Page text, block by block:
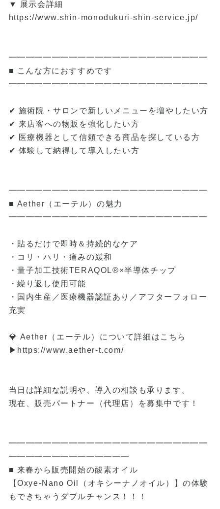
▼ 展示会詳細
https://www.shin-monodukuri-shin-service.jp/
━━━━━━━━━━━━━━━━━━━━━━━
■ こんな方におすすめです
━━━━━━━━━━━━━━━━━━━━━━━
✔ 施術院・サロンで新しいメニューを増やしたい方
✔ 来店客への物販を強化したい方
✔ 医療機器として信頼できる商品を探している方
✔ 体験して納得して導入したい方
━━━━━━━━━━━━━━━━━━━━━━━
■ Aether（エーテル）の魅力
━━━━━━━━━━━━━━━━━━━━━━━
・貼るだけで即時＆持続的なケア
・コリ・ハリ・痛みの緩和
・量子加工技術TERAQOL®×半導体チップ
・繰り返し使用可能
・国内生産／医療機器認証あり／アフターフォロー
充実
💎 Aether（エーテル）について詳細はこちら
▶ https://www.aether-t.com/
当日は詳細な説明や、導入の相談も承ります。
現在、販売パートナー（代理店）を募集中です！
━━━━━━━━━━━━━━━━━━━━━━━
━━━━━━━━━━━━━━
■ 来春から販売開始の酸素オイル
【Oxye-Nano Oil（オキシーナノオイル）】の体験
もできちゃうダブルチャンス！！！